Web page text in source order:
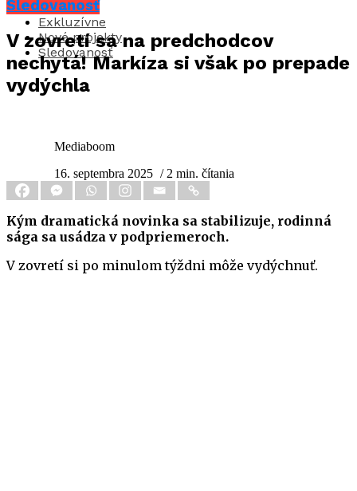
Aktuality
Exkluzívne
Nové projekty
Sledovanosť
Sledovanosť
V zovretí sa na predchodcov
nechytá! Markíza si však po prepade
vydýchla
Mediaboom
16. septembra 2025 / 2 min. čítania
Kým dramatická novinka sa stabilizuje, rodinná
sága sa usádza v podpriemeroch.
V zovretí si po minulom týždni môže vydýchnuť.